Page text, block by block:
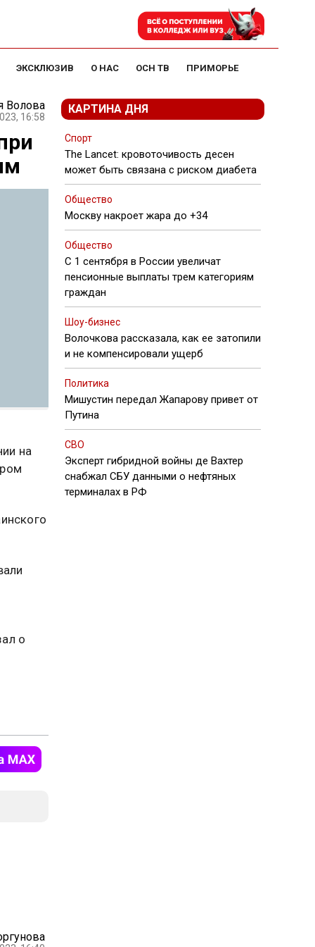
ЭКСКЛЮЗИВ О НАС ОСН ТВ ПРИМОРЬЕ
Волова
16:58
на
о
КАРТИНА ДНЯ
Спорт
The Lancet: кровоточивость десен
может быть связана с риском диабета
Общество
Москву накроет жара до +34
Общество
С 1 сентября в России увеличат
пенсионные выплаты трем категориям
граждан
Шоу-бизнес
Волочкова рассказала, как ее затопили
и не компенсировали ущерб
Политика
Мишустин передал Жапарову привет от
Путина
СВО
Эксперт гибридной войны де Вахтер
снабжал СБУ данными о нефтяных
терминалах в РФ